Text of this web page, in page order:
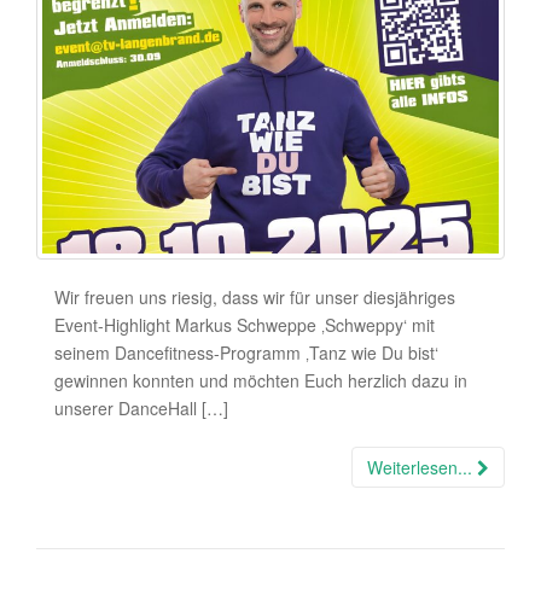
Wir freuen uns riesig, dass wir für unser diesjähriges
Event-Highlight Markus Schweppe ‚Schweppy‘ mit
seinem Dancefitness-Programm ‚Tanz wie Du bist‘
gewinnen konnten und möchten Euch herzlich dazu in
unserer DanceHall […]
Weiterlesen...